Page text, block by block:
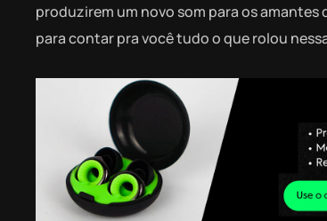
produzirem um novo som para os amantes
para contar pra você tudo o que rolou